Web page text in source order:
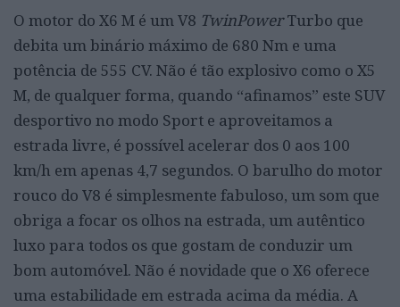
O motor do X6 M é um V8 TwinPowerTurbo que
debita um binário máximo de 680 Nm e uma
potência de 555 CV. Não é tão explosivo como o X5
M, de qualquer forma, quando “afinamos” este SUV
desportivo no modo Sport e aproveitamos a
estrada livre, é possível acelerar dos 0 aos 100
km/h em apenas 4,7 segundos. O barulho do motor
rouco do V8 é simplesmente fabuloso, um som que
obriga a focar os olhos na estrada, um autêntico
luxo para todos os que gostam de conduzir um
bom automóvel. Não é novidade que o X6 oferece
uma estabilidade em estrada acima da média. A